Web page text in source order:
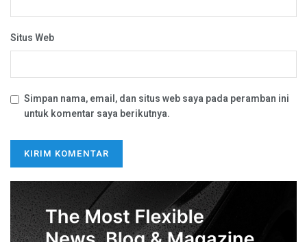
Situs Web
Simpan nama, email, dan situs web saya pada peramban ini
untuk komentar saya berikutnya.